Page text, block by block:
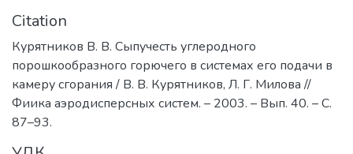
Citation
Курятников В. В. Сыпучесть углеродного
порошкообразного горючего в системах его подачи в
камеру сгорания / В. В. Курятников, Л. Г. Милова //
Фиика аэродисперсных систем. – 2003. – Вып. 40. – С.
87–93.